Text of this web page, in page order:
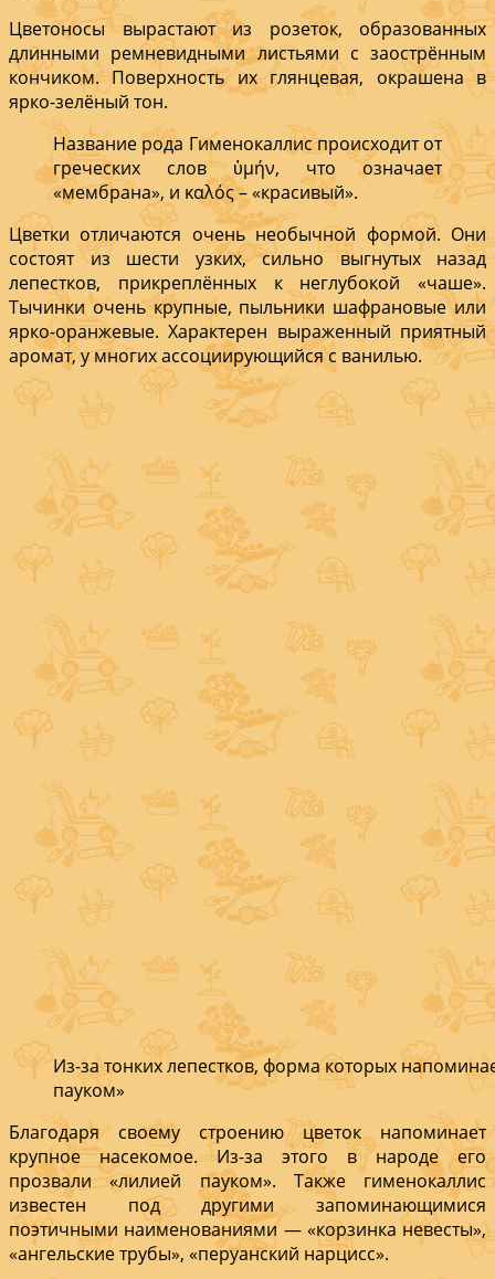
Цветоносы вырастают из розеток, образованных
длинными ремневидными листьями с заострённым
кончиком. Поверхность их глянцевая, окрашена в
ярко-зелёный тон.
Название рода Гименокаллис происходит от
греческих слов ὑμήν, что означает
«мембрана», и καλός – «красивый».
Цветки отличаются очень необычной формой. Они
состоят из шести узких, сильно выгнутых назад
лепестков, прикреплённых к неглубокой «чаше».
Тычинки очень крупные, пыльники шафрановые или
ярко-оранжевые. Характерен выраженный приятный
аромат, у многих ассоциирующийся с ванилью.
Из-за тонких лепестков, форма которых
пауком»
Благодаря своему строению цветок напоминает
крупное насекомое. Из-за этого в народе его
прозвали «лилией пауком». Также гименокаллис
известен под другими запоминающимися
поэтичными наименованиями — «корзинка невесты»,
«ангельские трубы», «перуанский нарцисс».